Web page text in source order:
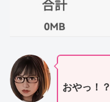
おやっ！？